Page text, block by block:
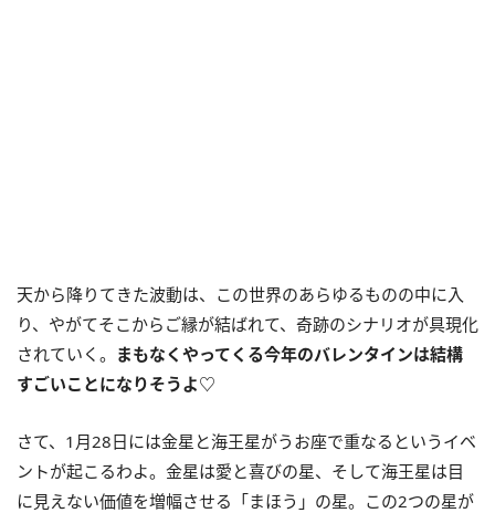
天から降りてきた波動は、この世界のあらゆるものの中に入
り、やがてそこからご縁が結ばれて、奇跡のシナリオが具現化
されていく。 まもなくやってくる今年のバレンタインは結構
すごいことになりそうよ♡
さて、1月28日には金星と海王星がうお座で重なるというイベ
ントが起こるわよ。金星は愛と喜びの星、そして海王星は目
に見えない価値を増幅させる「まほう」の星。この2つの星が